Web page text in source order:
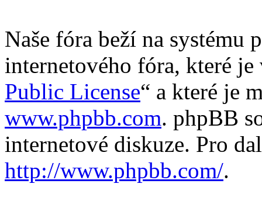
Naše fóra beží na systému
internetového fóra, které
Public License“ a které je
www.phpbb.com. phpBB
internetové diskuze. Pro
http://www.phpbb.com/.